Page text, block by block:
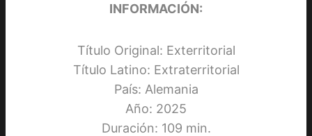
INFORMACIÓN:
Título Original: Exterritorial
Título Latino: Extraterritorial
País: Alemania
Año: 2025
Duración: 109 min.